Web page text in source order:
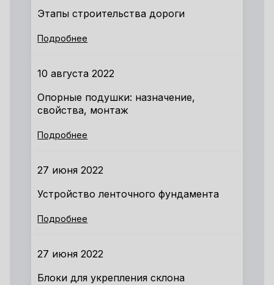
Этапы строительства дороги
Подробнее
10 августа 2022
Опорные подушки: назначение,
свойства, монтаж
Подробнее
27 июня 2022
Устройство ленточного фундамента
Подробнее
27 июня 2022
Блоки для укрепления склона